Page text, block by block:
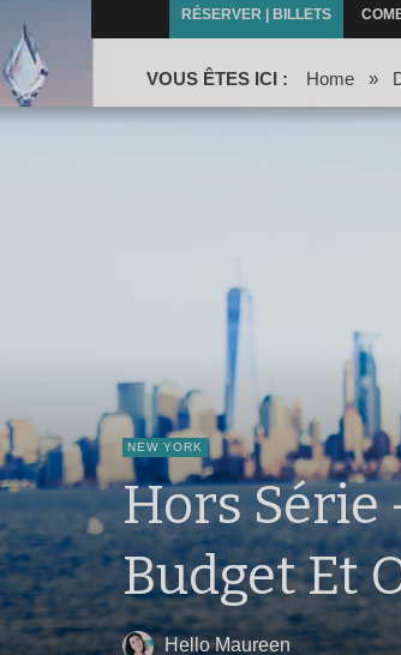
RÉSERVER | BILLETS
VOUS ÊTES ICI : Home »
NEW YORK
Hors Série
Budget Et
Hello Maureen